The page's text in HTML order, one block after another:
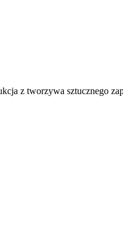
z tworzywa sztucznego